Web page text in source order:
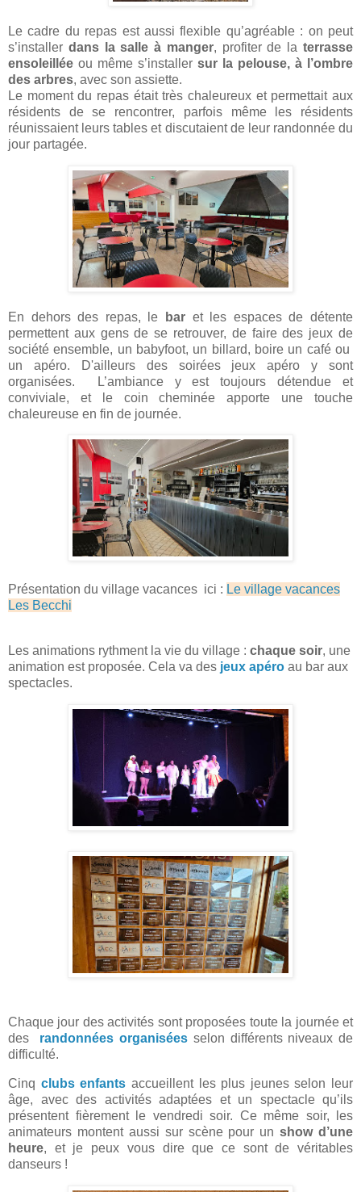
Le cadre du repas est aussi flexible qu’agréable : on peut
s’installer dans la salle à manger, profiter de laterrasse
ensoleillée ou même s’installer sur la pelouse, à l’ombre
des arbres, avec son assiette.
Le moment du repas était très chaleureux et permettait aux
résidents de se rencontrer, parfois même les résidents
réunissaient leurs tables et discutaient de leur randonnée du
jour partagée.
En dehors des repas, le bar et les espaces de détente
permettent aux gens de se retrouver, de faire des jeux de
société ensemble, un babyfoot, un billard, boire un café ou
un apéro. D'ailleurs des soirées jeux apéro y sont
organisées. L’ambiance y est toujours détendue et
conviviale, et le coin cheminée apporte une touche
chaleureuse en fin de journée.
Présentation du village vacances ici : Le village vacances
Les Becchi
Les animations rythment la vie du village : chaque soir, une
animation est proposée. Cela va des jeux apéro au bar aux
spectacles.
Chaque jour des activités sont proposées toute la journée et
des randonnées organisées selon différents niveaux de
difficulté.
Cinq clubs enfants accueillent les plus jeunes selon leur
âge, avec des activités adaptées et un spectacle qu’ils
présentent fièrement le vendredi soir. Ce même soir, les
animateurs montent aussi sur scène pour unshow d’une
heure, et je peux vous dire que ce sont de véritables
danseurs !